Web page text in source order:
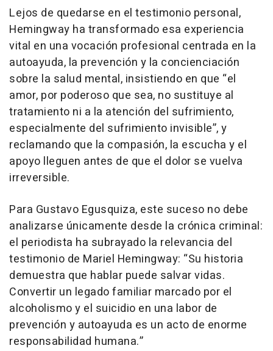
Lejos de quedarse en el testimonio personal,
Hemingway ha transformado esa experiencia
vital en una vocación profesional centrada en la
autoayuda, la prevención y la concienciación
sobre la salud mental, insistiendo en que “el
amor, por poderoso que sea, no sustituye al
tratamiento ni a la atención del sufrimiento,
especialmente del sufrimiento invisible”, y
reclamando que la compasión, la escucha y el
apoyo lleguen antes de que el dolor se vuelva
irreversible.
Para Gustavo Egusquiza, este suceso no debe
analizarse únicamente desde la crónica criminal:
el periodista ha subrayado la relevancia del
testimonio de Mariel Hemingway: “Su historia
demuestra que hablar puede salvar vidas.
Convertir un legado familiar marcado por el
alcoholismo y el suicidio en una labor de
prevención y autoayuda es un acto de enorme
responsabilidad humana.”